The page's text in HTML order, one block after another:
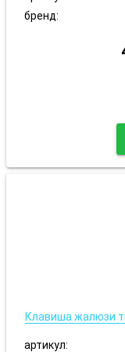
бренд:
Клавиша жалюзи
артикул: